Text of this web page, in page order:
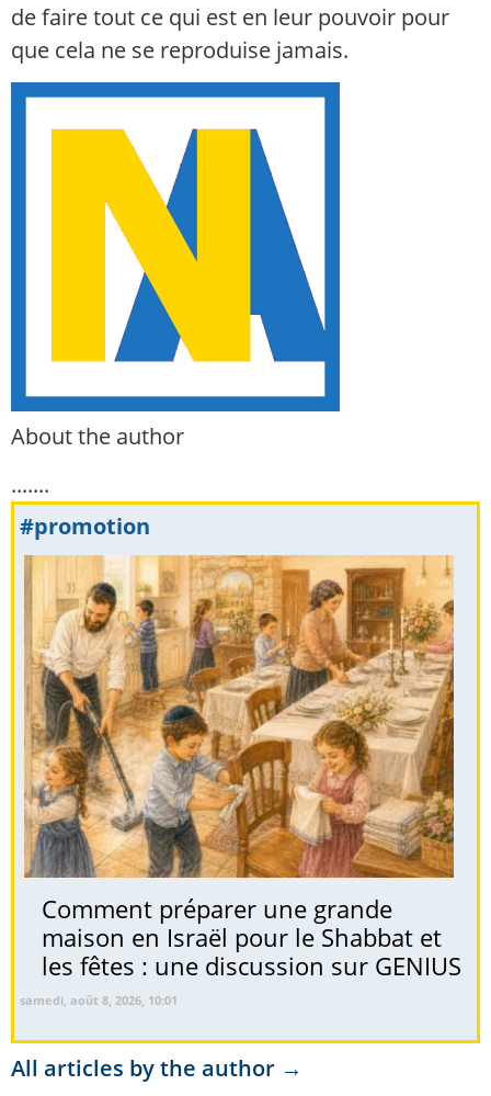
de faire tout ce qui est en leur pouvoir pour
que cela ne se reproduise jamais.
About the author
.......
#promotion
Comment préparer une grande
maison en Israël pour le Shabbat et
les fêtes : une discussion sur GENIUS
samedi, août 8, 2026, 10:01
All articles by the author →